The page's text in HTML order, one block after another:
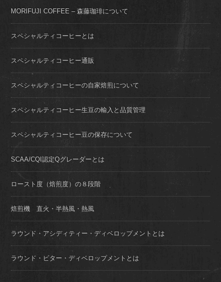
MORIFUJI COFFEE – 森藤珈琲について
スペシャルティコーヒーとは
スペシャルティコーヒー通販
スペシャルティコーヒーの自家焙煎について
スペシャルティコーヒー生豆の輸入と品質管理
スペシャルティコーヒー豆の保存について
SCAA/CQI認定Qグレーダーとは
ロースト度（焙煎度）の８段階
焙煎機 直火・半熱風・熱風
ラウンド・アシディティー・ディベロップメントとは
ラウンド・ビター・ディベロップメントとは